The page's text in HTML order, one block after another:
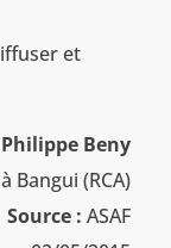
et
Beny
Bangui (RCA)
Source : ASAF